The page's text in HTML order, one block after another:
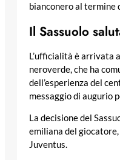
bianconero al termine
Il Sassuolo
L’ufficialità è arrivata
neroverde, che ha
dell’esperienza del
messaggio di augurio
La decisione del
emiliana del
Juventus.